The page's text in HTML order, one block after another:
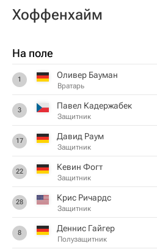
Хоффенхайм
На поле
1 Оливер Бауман
Вратарь
3 Павел Кадержабек
Защитник
17 Давид Раум
Защитник
22 Кевин Фогт
Защитник
28 Крис Ричардс
Защитник
8 Деннис Гайгер
Полузащитник